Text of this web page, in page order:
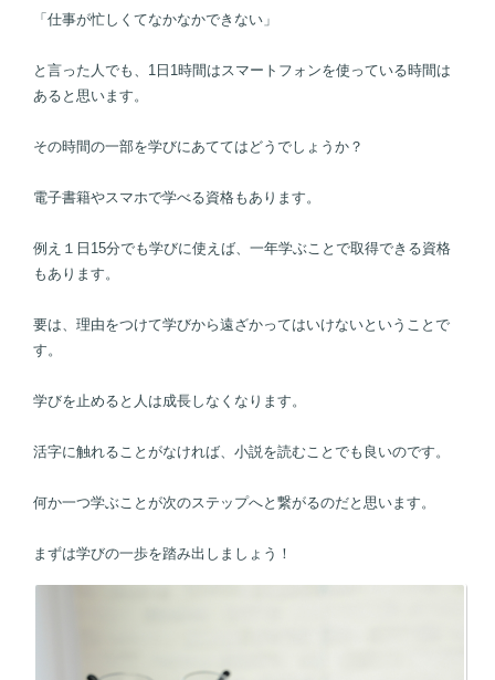
「仕事が忙しくてなかなかできない」
と言った人でも、1日1時間はスマートフォンを使っている時間は
あると思います。
その時間の一部を学びにあててはどうでしょうか？
電子書籍やスマホで学べる資格もあります。
例え１日15分でも学びに使えば、一年学ぶことで取得できる資格
もあります。
要は、理由をつけて学びから遠ざかってはいけないということで
す。
学びを止めると人は成長しなくなります。
活字に触れることがなければ、小説を読むことでも良いのです。
何か一つ学ぶことが次のステップへと繋がるのだと思います。
まずは学びの一歩を踏み出しましょう！